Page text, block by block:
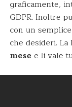
graficamente,
GDPR. Inoltre
con un
che desideri. La
mese e li vale